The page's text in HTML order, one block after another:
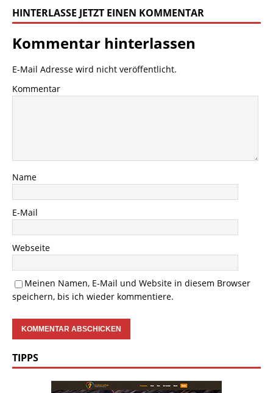
HINTERLASSE JETZT EINEN KOMMENTAR
Kommentar hinterlassen
E-Mail Adresse wird nicht veröffentlicht.
Kommentar
Name
E-Mail
Webseite
Meinen Namen, E-Mail und Website in diesem Browser
speichern, bis ich wieder kommentiere.
TIPPS